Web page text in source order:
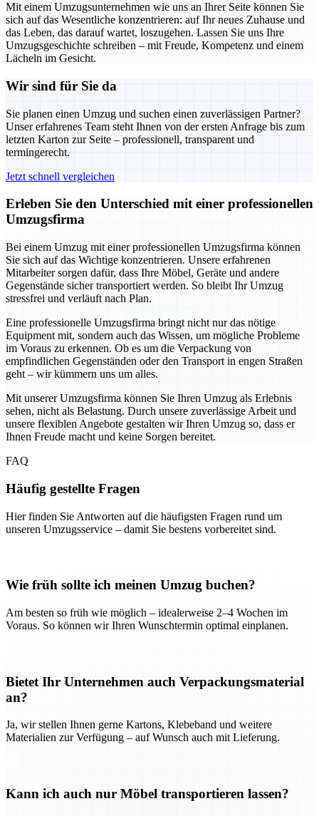
Mit einem Umzugsunternehmen wie uns an Ihrer Seite können Sie
sich auf das Wesentliche konzentrieren: auf Ihr neues Zuhause und
das Leben, das darauf wartet, loszugehen. Lassen Sie uns Ihre
Umzugsgeschichte schreiben – mit Freude, Kompetenz und einem
Lächeln im Gesicht.
Wir sind für Sie da
Sie planen einen Umzug und suchen einen zuverlässigen Partner?
Unser erfahrenes Team steht Ihnen von der ersten Anfrage bis zum
letzten Karton zur Seite – professionell, transparent und
termingerecht.
Jetzt schnell vergleichen
Erleben Sie den Unterschied mit einer professionellen
Umzugsfirma
Bei einem Umzug mit einer professionellen Umzugsfirma können
Sie sich auf das Wichtige konzentrieren. Unsere erfahrenen
Mitarbeiter sorgen dafür, dass Ihre Möbel, Geräte und andere
Gegenstände sicher transportiert werden. So bleibt Ihr Umzug
stressfrei und verläuft nach Plan.
Eine professionelle Umzugsfirma bringt nicht nur das nötige
Equipment mit, sondern auch das Wissen, um mögliche Probleme
im Voraus zu erkennen. Ob es um die Verpackung von
empfindlichen Gegenständen oder den Transport in engen Straßen
geht – wir kümmern uns um alles.
Mit unserer Umzugsfirma können Sie Ihren Umzug als Erlebnis
sehen, nicht als Belastung. Durch unsere zuverlässige Arbeit und
unsere flexiblen Angebote gestalten wir Ihren Umzug so, dass er
Ihnen Freude macht und keine Sorgen bereitet.
FAQ
Häufig gestellte Fragen
Hier finden Sie Antworten auf die häufigsten Fragen rund um
unseren Umzugsservice – damit Sie bestens vorbereitet sind.
Wie früh sollte ich meinen Umzug buchen?
Am besten so früh wie möglich – idealerweise 2–4 Wochen im
Voraus. So können wir Ihren Wunschtermin optimal einplanen.
Bietet Ihr Unternehmen auch Verpackungsmaterial
an?
Ja, wir stellen Ihnen gerne Kartons, Klebeband und weitere
Materialien zur Verfügung – auf Wunsch auch mit Lieferung.
Kann ich auch nur Möbel transportieren lassen?